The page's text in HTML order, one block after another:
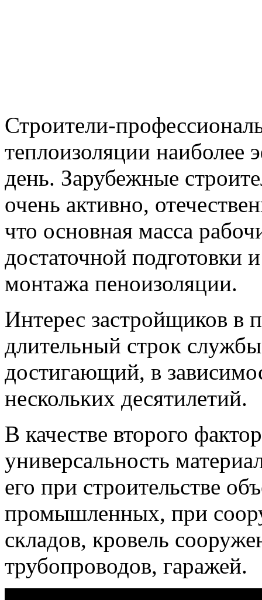
Строители-
теплоизоляции
день. Зарубежные
очень активно,
что основная масса
достаточной подготовки
монтажа пеноизоляции.
Интерес застройщиков в
длительный строк
достигающий, в
нескольких десятилетий.
В качестве второго
универсальность
его при строительстве
промышленных, при
складов, кровель
трубопроводов, гаражей.